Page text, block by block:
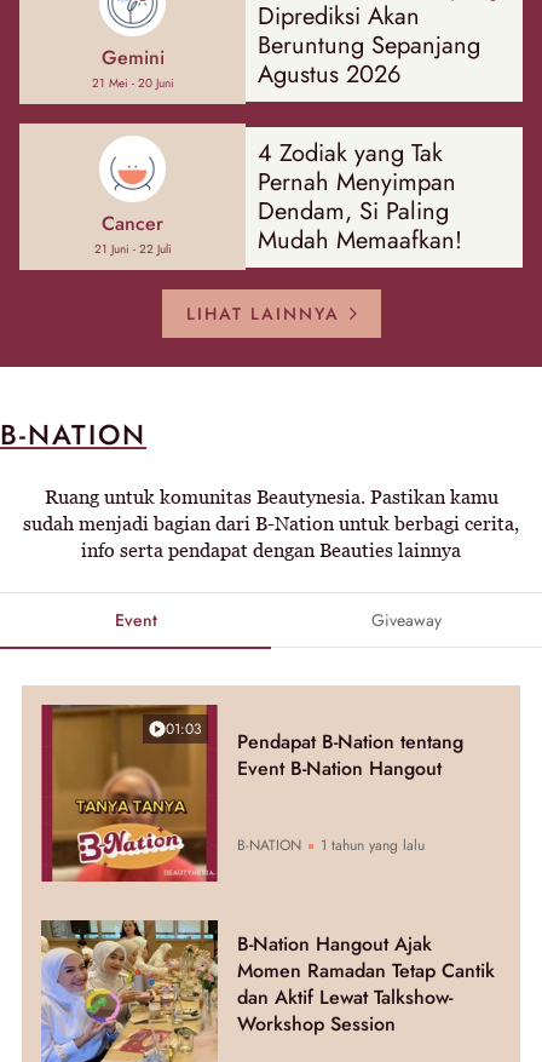
Gemini
21 Mei - 20 Juni
Diprediksi Akan
Beruntung Sepanjang
Agustus 2026
Cancer
21 Juni - 22 Juli
4 Zodiak yang Tak
Pernah Menyimpan
Dendam, Si Paling
Mudah Memaafkan!
LIHAT LAINNYA
B-NATION
Ruang untuk komunitas Beautynesia. Pastikan kamu
sudah menjadi bagian dari B-Nation untuk berbagi cerita,
info serta pendapat dengan Beauties lainnya
Event Giveaway
01:03
Pendapat B-Nation tentang
Event B-Nation Hangout
B-NATION 1 tahun yang lalu
B-Nation Hangout Ajak
Momen Ramadan Tetap Cantik
dan Aktif Lewat Talkshow-
Workshop Session